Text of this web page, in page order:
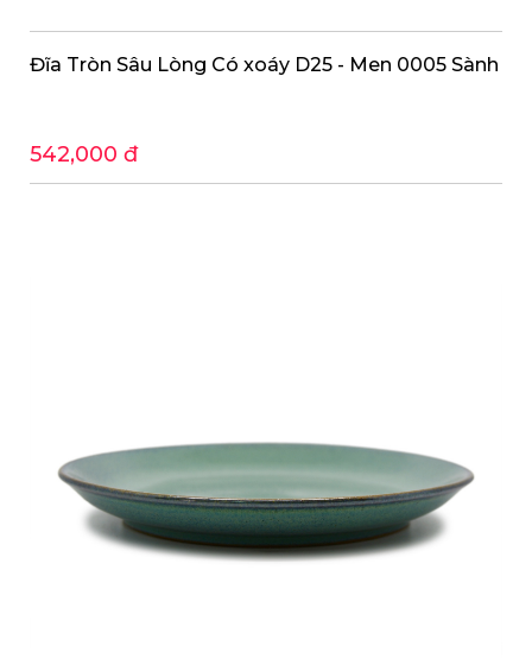
Đĩa Tròn Sâu Lòng Có xoáy D25 - Men 0005 Sành
542,000 đ